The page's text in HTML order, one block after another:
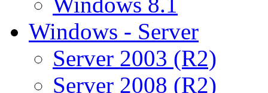
Windows - Server
Server 2003 (R2)
Server 2008 (R2)